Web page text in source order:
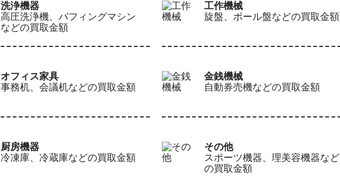
洗浄機器
高圧洗浄機、バフィングマシン
などの買取金額
工作機械
旋盤、ボール盤などの買取金額
オフィス家具
事務机、会議机などの買取金額
金銭機械
自動券売機などの買取金額
厨房機器
冷凍庫、冷蔵庫などの買取金額
その他
スポーツ機器、理美容機器など
の買取金額